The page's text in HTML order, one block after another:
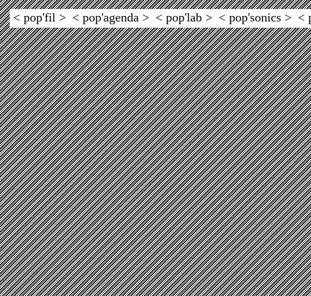
< pop'fil > < pop'agenda > < pop'lab > < pop'sonics > <